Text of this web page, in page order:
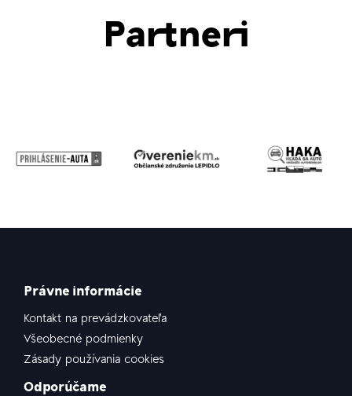
Partneri
Právne informácie
Kontakt na prevádzkovateľa
Všeobecné podmienky
Zásady používania cookies
Odporúčame